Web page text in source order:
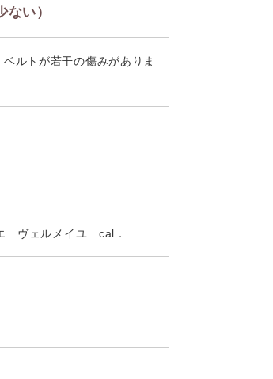
い）
ルトが若干の傷みがありま
ヴェルメイユ cal．